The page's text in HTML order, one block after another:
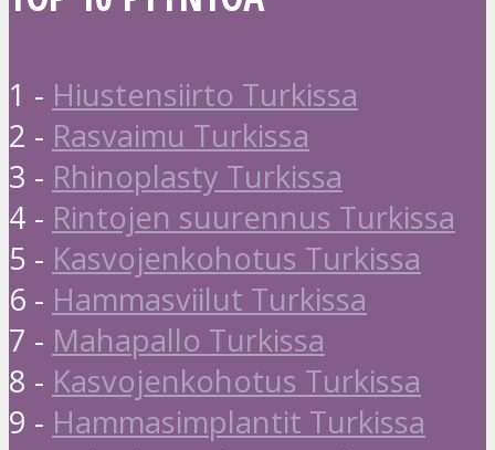
1 - Hiustensiirto Turkissa
2 - Rasvaimu Turkissa
3 - Rhinoplasty Turkissa
4 - Rintojen suurennus Turkissa
5 - Kasvojenkohotus Turkissa
6 - Hammasviilut Turkissa
7 - Mahapallo Turkissa
8 - Kasvojenkohotus Turkissa
9 - Hammasimplantit Turkissa